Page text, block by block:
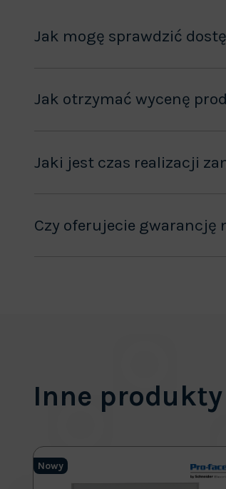
Jak mogę sprawdzić
Jak otrzymać wycenę
Jaki jest czas realizacji
Czy oferujecie gwarancję
Inne produkty
Nowy